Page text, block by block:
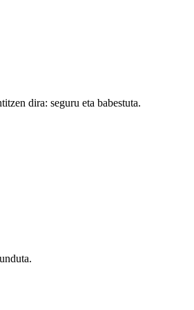
dira: seguru eta babestuta.